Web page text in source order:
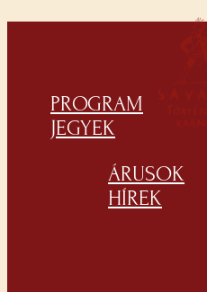
PROGRAM
JEGYEK
ÁRUSOK
HÍREK